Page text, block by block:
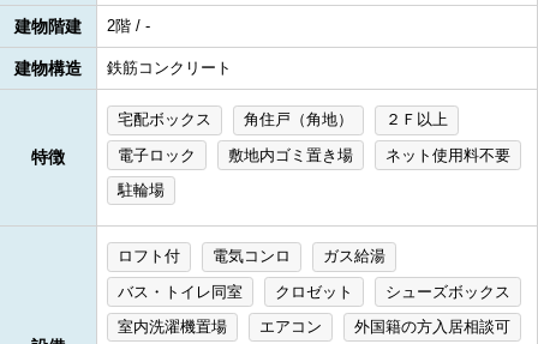
建物階建 2階 / -
建物構造 鉄筋コンクリート
特徴
宅配ボックス 角住戸（角地）
２Ｆ以上
電子ロック
敷地内ゴミ置き場
ネット使用料不要
駐輪場
ロフト付 電気コンロ
ガス給湯
バス・トイレ同室
クロゼット
シューズボックス
室内洗濯機置場
エアコン 外国籍の方入居相談可